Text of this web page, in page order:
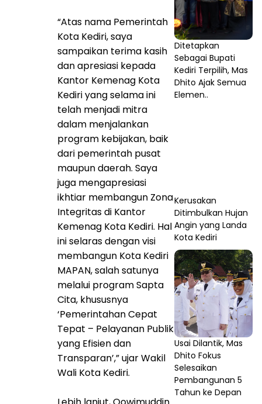
“Atas nama Pemerintah
Kota Kediri, saya
sampaikan terima kasih
dan apresiasi kepada
Kantor Kemenag Kota
Kediri yang selama ini
telah menjadi mitra
dalam menjalankan
program kebijakan, baik
dari pemerintah pusat
maupun daerah. Saya
juga mengapresiasi
ikhtiar membangun Zona
Integritas di Kantor
Kemenag Kota Kediri. Hal
ini selaras dengan visi
membangun Kota Kediri
MAPAN, salah satunya
melalui program Sapta
Cita, khususnya
‘Pemerintahan Cepat
Tepat – Pelayanan Publik
yang Efisien dan
Transparan’,” ujar Wakil
Wali Kota Kediri.
Ditetapkan
Sebagai Bupati
Kediri Terpilih, Mas
Dhito Ajak Semua
Elemen..
Kerusakan
Ditimbulkan Hujan
Angin yang Landa
Kota Kediri
Usai Dilantik, Mas
Dhito Fokus
Selesaikan
Pembangunan 5
Tahun ke Depan